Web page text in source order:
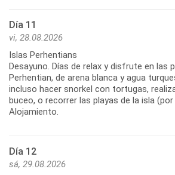
Día 11
vi, 28.08.2026
Islas Perhentians
Desayuno. Días de relax y disfrute en las
Perhentian, de arena blanca y agua
incluso hacer snorkel con tortugas,
buceo, o recorrer las playas de la isla (por
Alojamiento.
Día 12
sá, 29.08.2026